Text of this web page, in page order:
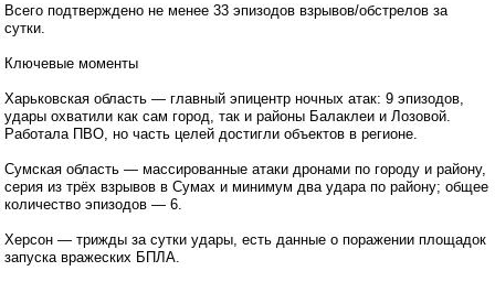
Всего подтверждено не менее 33 эпизодов взрывов/обстрелов за
сутки.
Ключевые моменты
Харьковская область — главный эпицентр ночных атак: 9 эпизодов,
удары охватили как сам город, так и районы Балаклеи и Лозовой.
Работала ПВО, но часть целей достигли объектов в регионе.
Сумская область — массированные атаки дронами по городу и району,
серия из трёх взрывов в Сумах и минимум два удара по району; общее
количество эпизодов — 6.
Херсон — трижды за сутки удары, есть данные о поражении площадок
запуска вражеских БПЛА.